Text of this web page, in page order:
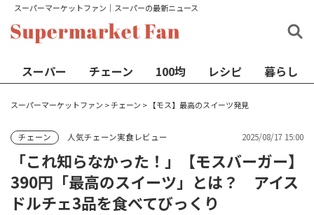
スーパーマーケットファン│スーパーの最新ニュース
スーパー チェーン 100均 レシピ 暮らし
スーパーマーケットファン >チェーン > 【モス】最高のスイーツ発見
チェーン 人気チェーン実食レビュー 2025/08/17 15:00
「これ知らなかった！」【モスバーガー】
390円「最高のスイーツ」とは？ アイス
ドルチェ3品を食べてびっくり